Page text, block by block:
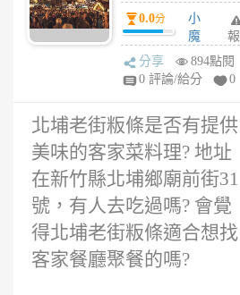
0.0分
小
魔
女
6
報
分享
894點閱
0 評論/給分
0
北埔老街粄條是否有提供
美味的客家菜料理? 地址
在新竹縣北埔鄉廟前街31
號，有人去吃過嗎? 會覺
得北埔老街粄條適合想找
客家餐廳聚餐的嗎?